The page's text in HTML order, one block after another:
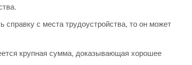
с места трудоустройства, то он может
крупная сумма, доказывающая хорошее